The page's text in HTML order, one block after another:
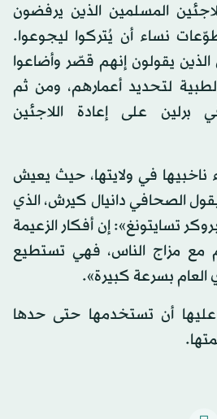
المسلمين الذين يرفضون
نساء أن يُتركوا ليجوعوا.
الذين يقولون إنهم قصّر وأضاعوا
الطبية لتحديد أعمارهم، ومن ثم
على إعادة اللاجئين
ناخبيها في ولايتها، حيث يعيش
الصحافي دانيال كيرش، الذي
تسايتونغ»: إن أفكار الزعيمة
مع مزاج الناس، فهي تستطيع
العام بسرعة كبيرة».
أن تستخدمها حتى حدها